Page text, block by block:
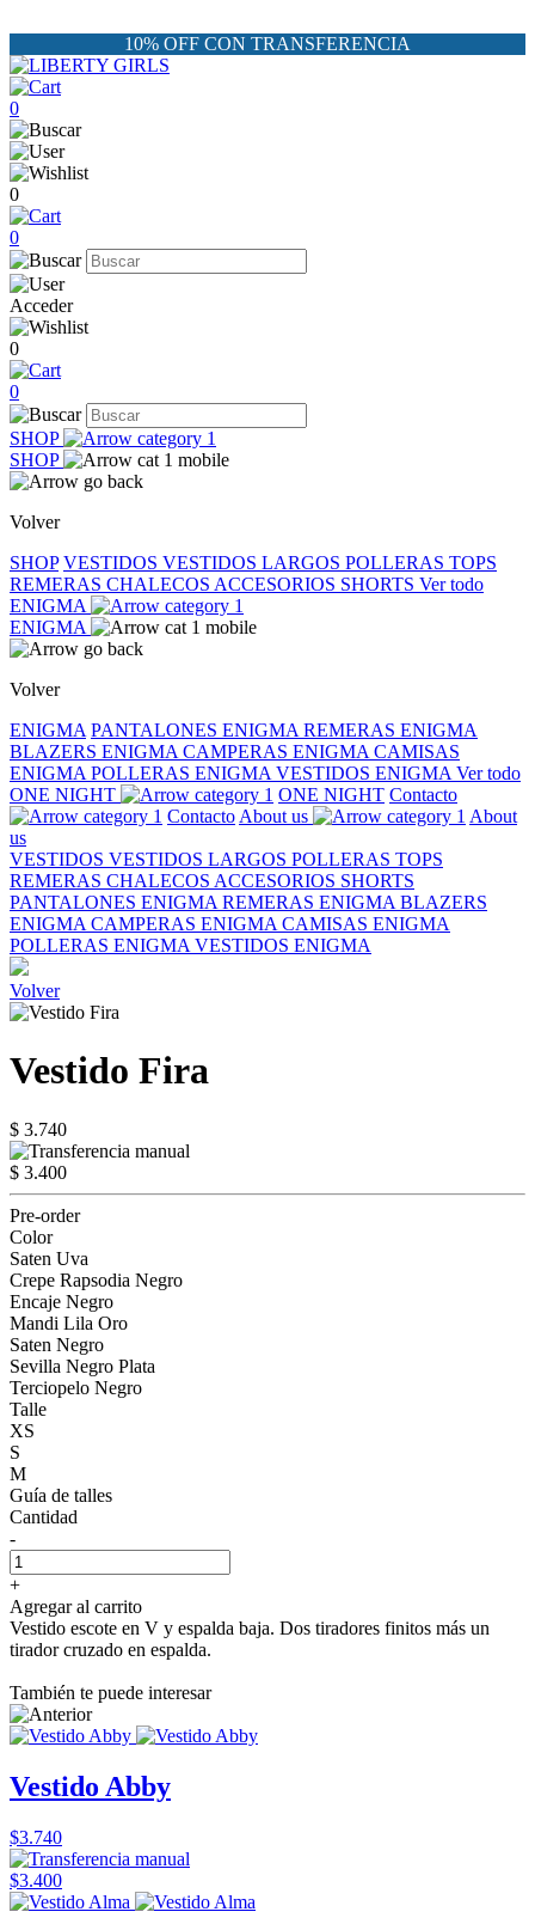
10% OFF CON TRANSFERENCIA
0
0
0
Acceder
0
0
SHOP
SHOP
Volver
SHOP VESTIDOS VESTIDOS LARGOS POLLERAS TOPS
REMERAS CHALECOS ACCESORIOS SHORTS Ver todo
ENIGMA
ENIGMA
Volver
ENIGMA PANTALONES ENIGMA REMERAS ENIGMA
BLAZERS ENIGMA CAMPERAS ENIGMA CAMISAS
ENIGMA POLLERAS ENIGMA VESTIDOS ENIGMA Ver todo
ONE NIGHT
ONE NIGHT Contacto
Contacto About us
About
us
VESTIDOS VESTIDOS LARGOS POLLERAS TOPS
REMERAS CHALECOS ACCESORIOS SHORTS
PANTALONES ENIGMA REMERAS ENIGMA BLAZERS
ENIGMA CAMPERAS ENIGMA CAMISAS ENIGMA
POLLERAS ENIGMA VESTIDOS ENIGMA
Volver
Vestido Fira
$ 3.740
$ 3.400
Pre-order
Color
Saten Uva
Crepe Rapsodia Negro
Encaje Negro
Mandi Lila Oro
Saten Negro
Sevilla Negro Plata
Terciopelo Negro
Talle
XS
S
M
Guía de talles
Cantidad
-
+
Agregar al carrito
Vestido escote en V y espalda baja. Dos tiradores finitos más un
tirador cruzado en espalda.
También te puede interesar
Vestido Abby
$3.740
$3.400